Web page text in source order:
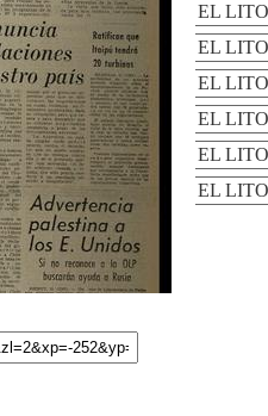
EL
EL
EL
EL
EL
EL